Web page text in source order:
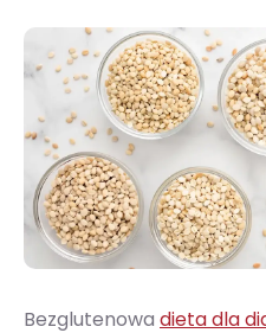
Bezglutenowa dieta dla